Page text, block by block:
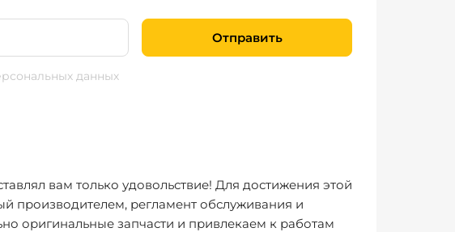
Отправить
данных
вам только удовольствие! Для достижения этой
производителем, регламент обслуживания и
оригинальные запчасти и привлекаем к работам